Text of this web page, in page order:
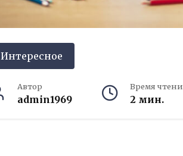
Интересное
Автор
admin1969
Время
2 мин.